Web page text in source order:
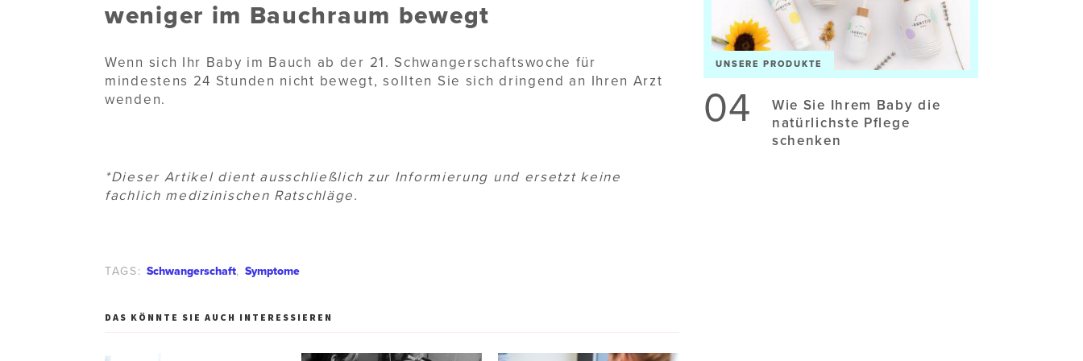
weniger im Bauchraum bewegt
Wenn sich Ihr Baby im Bauch ab der 21. Schwangerschaftswoche für
mindestens 24 Stunden nicht bewegt, sollten Sie sich dringend an Ihren Arzt
wenden.
*Dieser Artikel dient ausschließlich zur Informierung und ersetzt keine
fachlich medizinischen Ratschläge.
TAGS: Schwangerschaft, Symptome
DAS KÖNNTE SIE AUCH INTERESSIEREN
UNSERE PRODUKTE
04
Wie Sie Ihrem Baby die
natürlichste Pflege
schenken